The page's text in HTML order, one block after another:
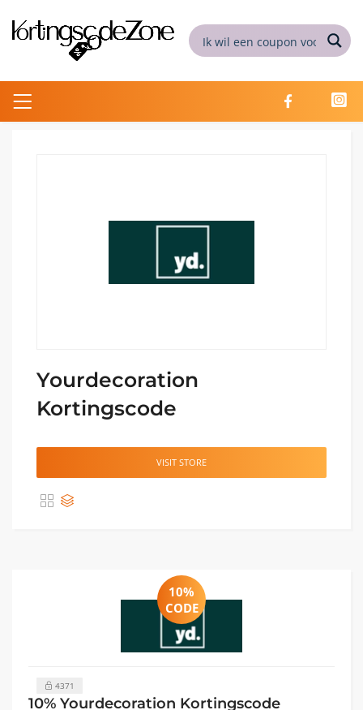
Yourdecoration
Kortingscode
VISIT STORE
10%
CODE
4371
10% Yourdecoration Kortingscode